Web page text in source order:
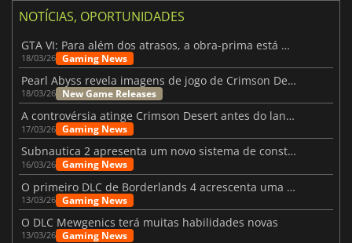
NOTÍCIAS, OPORTUNIDADES
GTA VI: Para além dos atrasos, a obra-prima está quase a chegar
18/03/26 Gaming News
Pearl Abyss revela imagens de jogo de Crimson Desert para a PS5
18/03/26 New Game Releases
A controvérsia atinge Crimson Desert antes do lançamento
17/03/26 Gaming News
Subnautica 2 apresenta um novo sistema de construção de bases
16/03/26 Gaming News
O primeiro DLC de Borderlands 4 acrescenta uma nova personagem e muito mais
13/03/26 Gaming News
O DLC Mewgenics terá muitas habilidades novas
13/03/26 Gaming News